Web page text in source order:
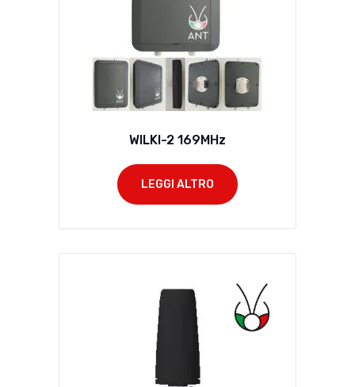
WILKI-2 169MHz
LEGGI ALTRO